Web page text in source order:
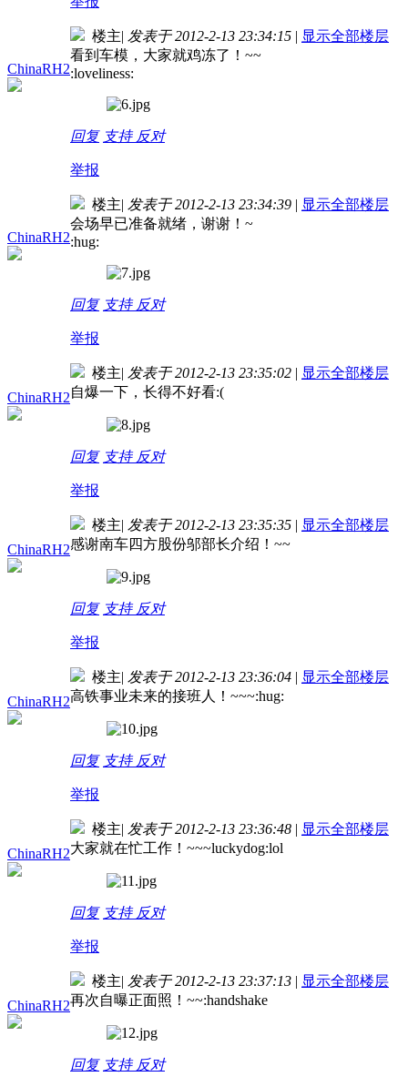
ChinaRH2
楼主| 发表于 2012-2-13 23:34:15 | 显示全部楼层
看到车模，大家就鸡冻了！~~
:loveliness:
回复 支持 反对
举报
ChinaRH2
楼主| 发表于 2012-2-13 23:34:39 | 显示全部楼层
会场早已准备就绪，谢谢！~
:hug:
回复 支持 反对
举报
ChinaRH2
楼主| 发表于 2012-2-13 23:35:02 | 显示全部楼层
自爆一下，长得不好看:(
回复 支持 反对
举报
ChinaRH2
楼主| 发表于 2012-2-13 23:35:35 | 显示全部楼层
感谢南车四方股份邬部长介绍！~~
回复 支持 反对
举报
ChinaRH2
楼主| 发表于 2012-2-13 23:36:04 | 显示全部楼层
高铁事业未来的接班人！~~~:hug:
回复 支持 反对
举报
ChinaRH2
楼主| 发表于 2012-2-13 23:36:48 | 显示全部楼层
大家就在忙工作！~~~luckydog:lol
回复 支持 反对
举报
ChinaRH2
楼主| 发表于 2012-2-13 23:37:13 | 显示全部楼层
再次自曝正面照！~~:handshake
回复 支持 反对